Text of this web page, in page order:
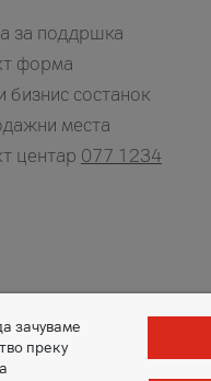
за поддршка
форма
бизнис состанок
места
центар 077 1234
зачуваме
преку